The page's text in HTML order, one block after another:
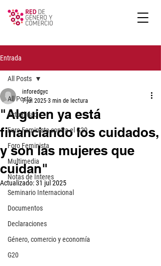
Entrada
All Posts
Actualidad
Foro Feminista contra el G20
Foro Feminista
Multimedia
Notas de Interes
Seminario Internacional
Documentos
Declaraciones
Género, comercio y economía
G20
All Posts
"Alguien ya está
financiando los cuidados,
y son las mujeres que
cuidan"
inforedgyc
7 jul 2025 3 min de lectura
Actualizado:31 jul 2025